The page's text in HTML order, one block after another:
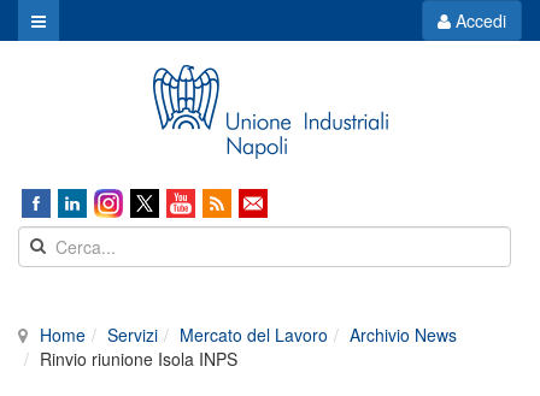
Accedi
Home Servizi Mercato del Lavoro
Archivio News
Rinvio riunione Isola INPS